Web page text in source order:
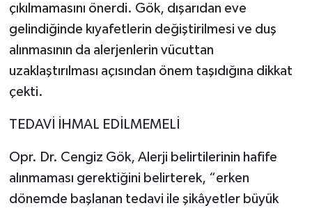
çıkılmamasını önerdi. Gök, dışarıdan eve
gelindiğinde kıyafetlerin değiştirilmesi ve duş
alınmasının da alerjenlerin vücuttan
uzaklaştırılması açısından önem taşıdığına dikkat
çekti.
TEDAVİ İHMAL EDİLMEMELİ
Opr. Dr. Cengiz Gök, Alerji belirtilerinin hafife
alınmaması gerektiğini belirterek, “erken
dönemde başlanan tedavi ile şikâyetler büyük